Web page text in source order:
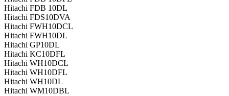
Hitachi FDB 10DL
Hitachi FDS10DVA
Hitachi FWH10DCL
Hitachi FWH10DL
Hitachi GP10DL
Hitachi KC10DFL
Hitachi WH10DCL
Hitachi WH10DFL
Hitachi WH10DL
Hitachi WM10DBL